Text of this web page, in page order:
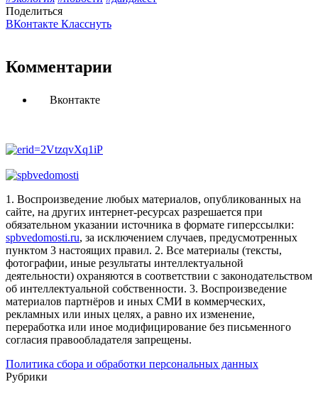
Поделиться
ВКонтакте Класснуть
Комментарии
Вконтакте
1. Воспроизведение любых материалов, опубликованных на
сайте, на других интернет-ресурсах разрешается при
обязательном указании источника в формате гиперссылки:
spbvedomosti.ru, за исключением случаев, предусмотренных
пунктом 3 настоящих правил. 2. Все материалы (тексты,
фотографии, иные результаты интеллектуальной
деятельности) охраняются в соответствии с законодательством
об интеллектуальной собственности. 3. Воспроизведение
материалов партнёров и иных СМИ в коммерческих,
рекламных или иных целях, а равно их изменение,
переработка или иное модифицирование без письменного
согласия правообладателя запрещены.
Политика сбора и обработки персональных данных
Рубрики